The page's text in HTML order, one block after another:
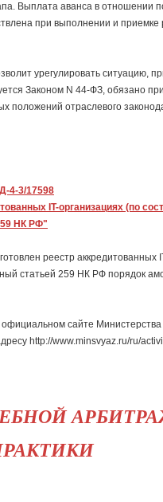
Выплата аванса в отношении
при выполнении и приемке
урегулировать ситуацию,
Законом N 44-ФЗ, обязано
положений отраслевого
4-3/17598
IT-организациях (по
НК РФ"
реестр аккредитованных
статьей 259 НК РФ порядок
сайте
http://www.minsvyaz.ru/ru/